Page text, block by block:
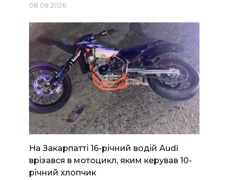
08.08.2026
На Закарпатті 16-річний водій Audi
врізався в мотоцикл, яким керував 10-
річний хлопчик